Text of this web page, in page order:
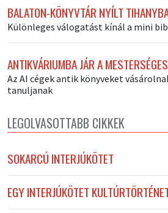
BALATON-KÖNYVTÁR NYÍLT
Különleges válogatást kínál a mini
ANTIKVÁRIUMBA JÁR A
Az AI cégek antik könyveket
tanuljanak
LEGOLVASOTTABB CIKKEK
SOKARCÚ INTERJÚKÖTET
EGY INTERJÚKÖTET